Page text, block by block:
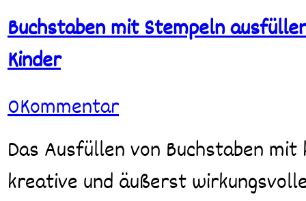
ausfüllen
–
Kreative
Feinmotorik-
für
Kinder
Buchstaben mit Stempeln
Kinder
0Kommentar
Das Ausfüllen von Buchstaben mit kleinen Stempeln ist eine einfache,
kreative und äußerst